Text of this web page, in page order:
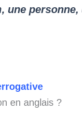
une personne,
en anglais ?